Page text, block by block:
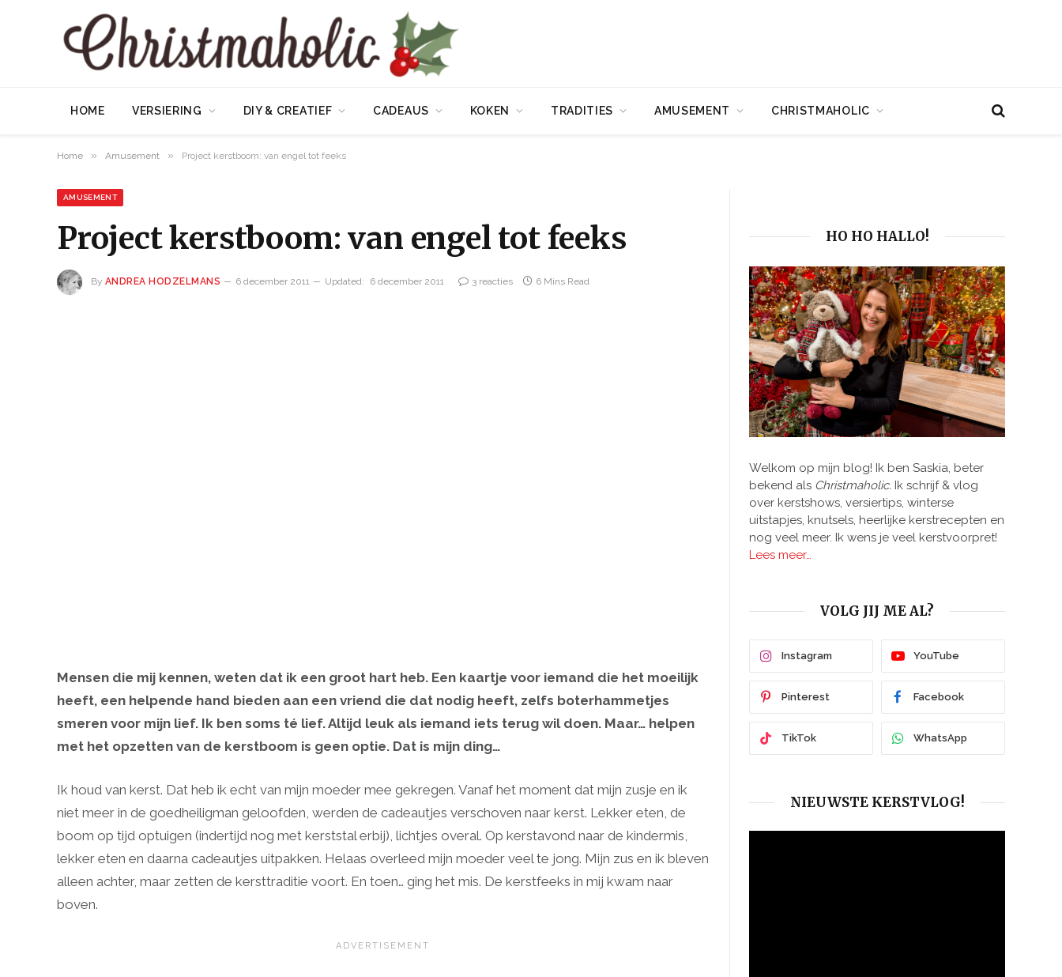
HOME VERSIERING DIY & CREATIEF CADEAUS KOKEN TRADITIES AMUSEMENT CHRISTMAHOLIC
Home » Amusement » Project kerstboom: van engel tot feeks
AMUSEMENT
Project kerstboom: van engel tot feeks
By ANDREA HODZELMANS 6 december 2011 Updated: 6 december 2011 3 reacties 6 Mins Read
Mensen die mij kennen, weten dat ik een groot hart heb. Een kaartje voor iemand die het moeilijk
heeft, een helpende hand bieden aan een vriend die dat nodig heeft, zelfs boterhammetjes
smeren voor mijn lief. Ik ben soms té lief. Altijd leuk als iemand iets terug wil doen. Maar… helpen
met het opzetten van de kerstboom is geen optie. Dat is mijn ding…
Ik houd van kerst. Dat heb ik echt van mijn moeder mee gekregen. Vanaf het moment dat mijn zusje en ik
niet meer in de goedheiligman geloofden, werden de cadeautjes verschoven naar kerst. Lekker eten, de
boom op tijd optuigen (indertijd nog met kerststal erbij), lichtjes overal. Op kerstavond naar de kindermis,
lekker eten en daarna cadeautjes uitpakken. Helaas overleed mijn moeder veel te jong. Mijn zus en ik bleven
alleen achter, maar zetten de kersttraditie voort. En toen… ging het mis. De kerstfeeks in mij kwam naar
boven.
HO HO HALLO!
Welkom op mijn blog! Ik ben Saskia, beter
bekend als Christmaholic. Ik schrijf & vlog
over kerstshows, versiertips, winterse
uitstapjes, knutsels, heerlijke kerstrecepten en
nog veel meer. Ik wens je veel kerstvoorpret!
Lees meer…
VOLG JIJ ME AL?
Instagram YouTube
Pinterest Facebook
TikTok WhatsApp
NIEUWSTE KERSTVLOG!